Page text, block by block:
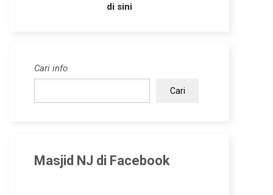
di sini
Cari info
Cari
Masjid NJ di Facebook